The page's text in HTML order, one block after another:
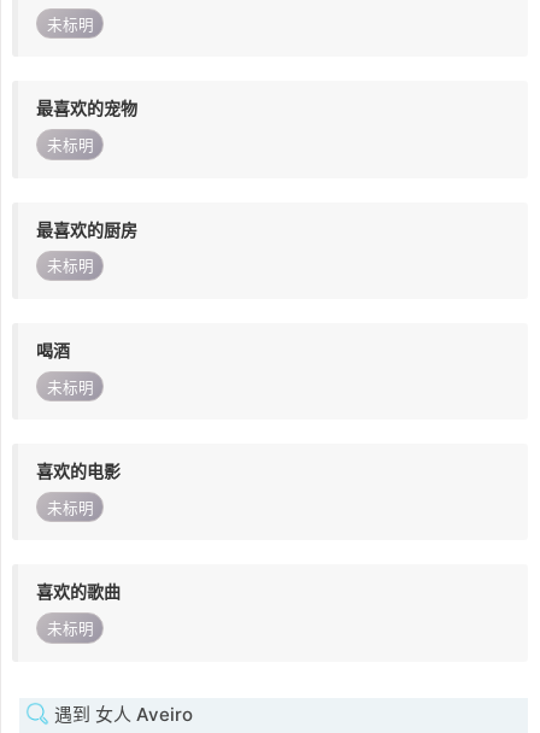
未标明
最喜欢的宠物
未标明
最喜欢的厨房
未标明
喝酒
未标明
喜欢的电影
未标明
喜欢的歌曲
未标明
遇到 女人 Aveiro